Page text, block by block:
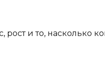
рост и то,